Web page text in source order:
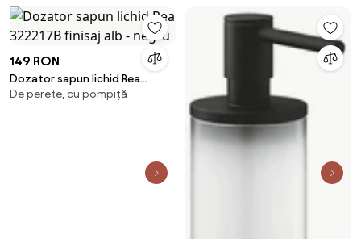
149 RON
Dozator sapun lichid Rea
322217B finisaj alb - negru
De perete, cu pompiță